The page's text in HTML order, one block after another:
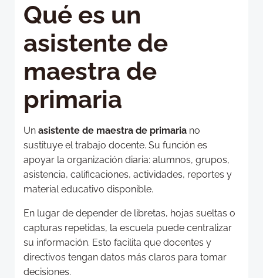
Qué es un
asistente de
maestra de
primaria
Un asistente de maestra de primaria no
sustituye el trabajo docente. Su función es
apoyar la organización diaria: alumnos, grupos,
asistencia, calificaciones, actividades, reportes y
material educativo disponible.
En lugar de depender de libretas, hojas sueltas o
capturas repetidas, la escuela puede centralizar
su información. Esto facilita que docentes y
directivos tengan datos más claros para tomar
decisiones.